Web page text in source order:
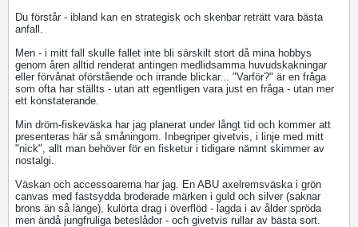
Du förstår - ibland kan en strategisk och skenbar reträtt vara bästa
anfall.
Men - i mitt fall skulle fallet inte bli särskilt stort då mina hobbys
genom åren alltid renderat antingen medlidsamma huvudskakningar
eller förvånat oförstående och irrande blickar... "Varför?" är en fråga
som ofta har ställts - utan att egentligen vara just en fråga - utan mer
ett konstaterande.
Min dröm-fiskeväska har jag planerat under långt tid och kommer att
presenteras här så småningom. Inbegriper givetvis, i linje med mitt
"nick", allt man behöver för en fisketur i tidigare nämnt skimmer av
nostalgi.
Väskan och accessoarerna har jag. En ABU axelremsväska i grön
canvas med fastsydda broderade märken i guld och silver (saknar
brons än så länge), kulörta drag i överflöd - lagda i av ålder spröda
men ändå jungfruliga beteslådor - och givetvis rullar av bästa sort.